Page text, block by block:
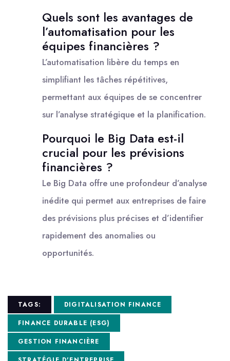
Quels sont les avantages de
l’automatisation pour les
équipes financières ?
L’automatisation libère du temps en
simplifiant les tâches répétitives,
permettant aux équipes de se concentrer
sur l’analyse stratégique et la planification.
Pourquoi le Big Data est-il
crucial pour les prévisions
financières ?
Le Big Data offre une profondeur d’analyse
inédite qui permet aux entreprises de faire
des prévisions plus précises et d’identifier
rapidement des anomalies ou
opportunités.
TAGS:
DIGITALISATION FINANCE
FINANCE DURABLE (ESG)
GESTION FINANCIÈRE